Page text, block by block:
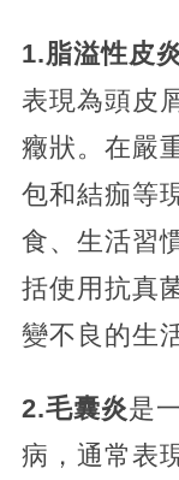
1.脂溢性皮
表現為頭皮
癥狀。在嚴
包和結痂等
食、生活習
括使用抗真
變不良的生
2.毛囊炎是
病，通常表